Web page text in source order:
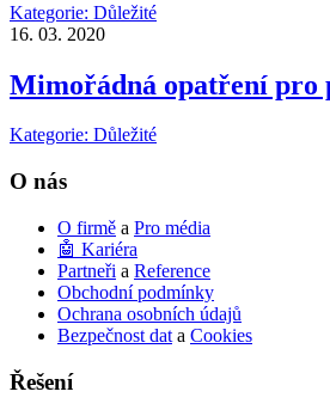
Kategorie: Důležité
16. 03. 2020
Mimořádná opatření pro
Kategorie: Důležité
O nás
O firmě a Pro média
🤖 Kariéra
Partneři a Reference
Obchodní podmínky
Ochrana osobních údajů
Bezpečnost dat a Cookies
Řešení